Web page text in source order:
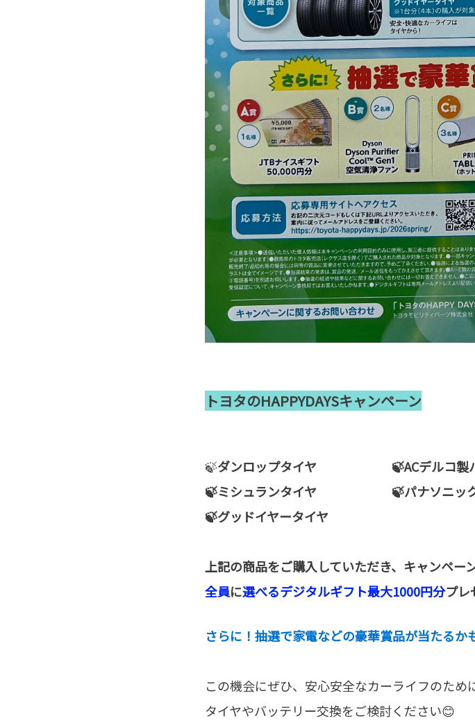
トヨタのHAPPYDAYSキャンペーン
🍃ダンロップタイヤ 🍃ACデルコ製バ
🍃ミシュランタイヤ 🍃パナソニック
🍃グッドイヤータイヤ
上記の商品をご購入していただき、キャンペー
全員に選べるデジタルギフト最大1000円分プレ
さらに！抽選で家電などの豪華賞品が当たるか
この機会にぜひ、安心安全なカーライフのため
タイヤやバッテリー交換をご検討ください😊